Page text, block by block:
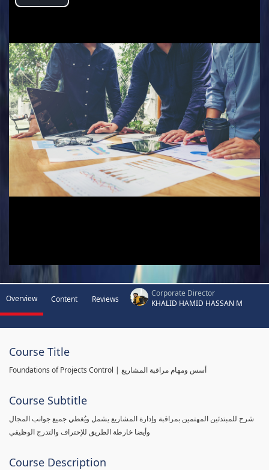
Play
Overview Content Reviews
Corporate Director
KHALID HAMID HASSAN M
Course Title
Foundations of Projects Control | أسس ومهام مراقبة المشاريع
Course Subtitle
شرح للمبتدئين المهتمين بمراقبة وإدارة المشاريع يشمل ويُغطي جميع جوانب المجال
وأيضا خارطة الطريق للإحتراف والتدرج الوظيفي
Course Description